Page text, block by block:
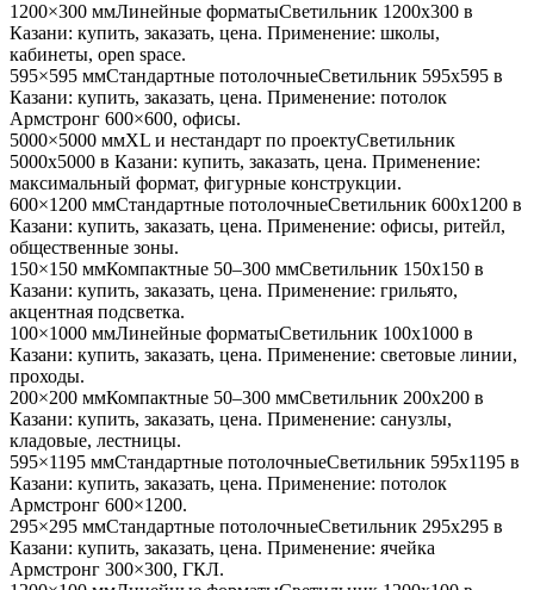
1200×300 ммЛинейные форматыСветильник 1200x300 в
Казани: купить, заказать, цена. Применение: школы,
кабинеты, open space.
595×595 ммСтандартные потолочныеСветильник 595x595 в
Казани: купить, заказать, цена. Применение: потолок
Армстронг 600×600, офисы.
5000×5000 ммXL и нестандарт по проектуСветильник
5000x5000 в Казани: купить, заказать, цена. Применение:
максимальный формат, фигурные конструкции.
600×1200 ммСтандартные потолочныеСветильник 600x1200 в
Казани: купить, заказать, цена. Применение: офисы, ритейл,
общественные зоны.
150×150 ммКомпактные 50–300 ммСветильник 150x150 в
Казани: купить, заказать, цена. Применение: грильято,
акцентная подсветка.
100×1000 ммЛинейные форматыСветильник 100x1000 в
Казани: купить, заказать, цена. Применение: световые линии,
проходы.
200×200 ммКомпактные 50–300 ммСветильник 200x200 в
Казани: купить, заказать, цена. Применение: санузлы,
кладовые, лестницы.
595×1195 ммСтандартные потолочныеСветильник 595x1195 в
Казани: купить, заказать, цена. Применение: потолок
Армстронг 600×1200.
295×295 ммСтандартные потолочныеСветильник 295x295 в
Казани: купить, заказать, цена. Применение: ячейка
Армстронг 300×300, ГКЛ.